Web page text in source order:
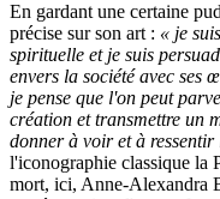
En gardant une certaine
précise sur son art : « je
spirituelle et je suis
envers la société avec ses
je pense que l'on peut
création et transmettre un
donner à voir et à ressentir
l'iconographie classique la
mort, ici, Anne-Alexandra